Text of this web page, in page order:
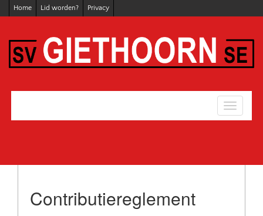
Home Lid worden? Privacy
Toggle
Contributiereglement